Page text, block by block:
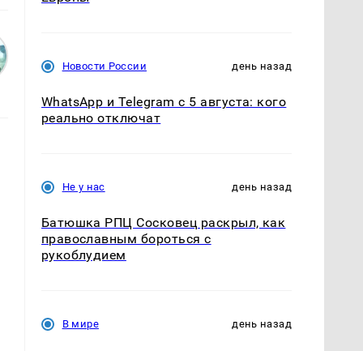
Новости России день назад
WhatsApp и Telegram с 5 августа: кого
реально отключат
Не у нас день назад
Батюшка РПЦ Сосковец раскрыл, как
православным бороться с
рукоблудием
В мире день назад